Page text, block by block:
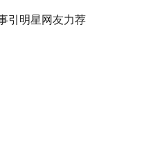
引明星网友力荐